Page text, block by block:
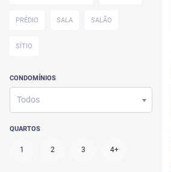
PRÉDIO SALA SALÃO
SÍTIO
CONDOMÍNIOS
Todos
QUARTOS
1 2 3 4+